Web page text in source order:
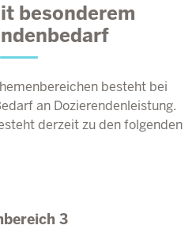
besonderem
besteht bei
an Dozierendenleistung.
derzeit zu den folgenden
3